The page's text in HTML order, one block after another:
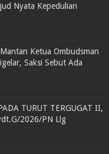
Nyata Kepedulian
Ketua Ombudsman
Saksi Sebut Ada
TURUT TERGUGAT II,
2026/PN Llg